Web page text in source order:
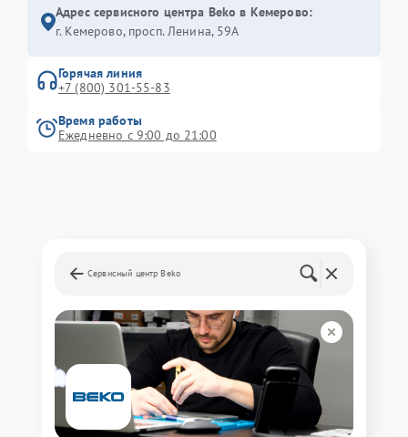
Адрес сервисного центра Beko в Кемерово:
г. Кемерово, просп. Ленина, 59А
Горячая линия
+7 (800) 301-55-83
Время работы
Ежедневно с 9:00 до 21:00
Сервисный центр Beko